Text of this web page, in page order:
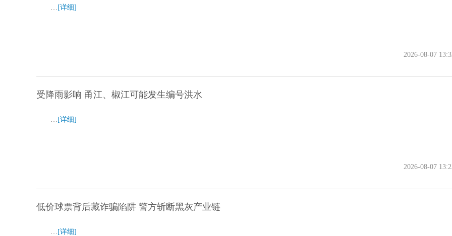
… [详细]
2026-08-07
受降雨影响 甬江、椒江可能发生编号洪水
… [详细]
2026-08-07
低价球票背后藏诈骗陷阱 警方斩断黑灰产业链
… [详细]